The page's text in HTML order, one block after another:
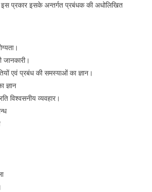
प्रकार इसके अन्तर्गत प्रबंधक की अधोलिखित
जानकारी।
एवं प्रबंध की समस्याओं का ज्ञान।
ज्ञान
विश्वसनीय व्यवहार।